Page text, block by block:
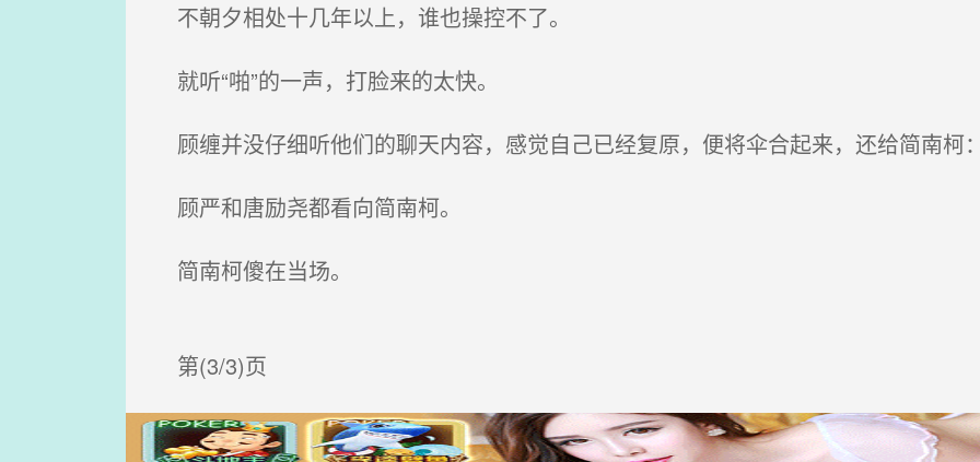
不朝夕相处十几年以上，谁也操控不了。
就听“啪”的一声，打脸来的太快。
顾缠并没仔细听他们的聊天内容，感觉自己已经复原，便将伞合起来，还给简南柯
顾严和唐励尧都看向简南柯。
简南柯傻在当场。
第(3/3)页